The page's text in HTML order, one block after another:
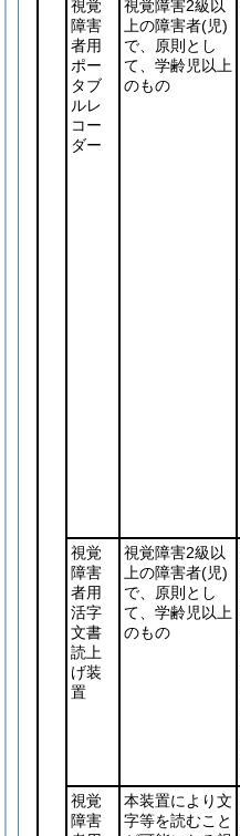
視覚
障害
者用
ポー
タブ
ルレ
コー
ダー
視覚障害2級以
上の障害者(児)
で、原則とし
て、学齢児以上
のもの
視覚
障害
者用
活字
文書
読上
げ装
置
視覚障害2級以
上の障害者(児)
で、原則とし
て、学齢児以上
のもの
視覚
障害
本装置により文
字等を読むこと